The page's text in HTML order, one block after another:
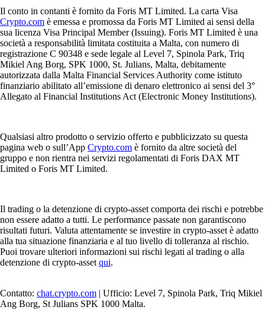
Il conto in contanti è fornito da Foris MT Limited. La carta Visa
Crypto.com è emessa e promossa da Foris MT Limited ai sensi della
sua licenza Visa Principal Member (Issuing). Foris MT Limited è una
società a responsabilità limitata costituita a Malta, con numero di
registrazione C 90348 e sede legale al Level 7, Spinola Park, Triq
Mikiel Ang Borg, SPK 1000, St. Julians, Malta, debitamente
autorizzata dalla Malta Financial Services Authority come istituto
finanziario abilitato all’emissione di denaro elettronico ai sensi del 3°
Allegato al Financial Institutions Act (Electronic Money Institutions).
Qualsiasi altro prodotto o servizio offerto e pubblicizzato su questa
pagina web o sull’App Crypto.com è fornito da altre società del
gruppo e non rientra nei servizi regolamentati di Foris DAX MT
Limited o Foris MT Limited.
Il trading o la detenzione di crypto-asset comporta dei rischi e potrebbe
non essere adatto a tutti. Le performance passate non garantiscono
risultati futuri. Valuta attentamente se investire in crypto-asset è adatto
alla tua situazione finanziaria e al tuo livello di tolleranza al rischio.
Puoi trovare ulteriori informazioni sui rischi legati al trading o alla
detenzione di crypto-asset qui.
Contatto: chat.crypto.com | Ufficio: Level 7, Spinola Park, Triq Mikiel
Ang Borg, St Julians SPK 1000 Malta.